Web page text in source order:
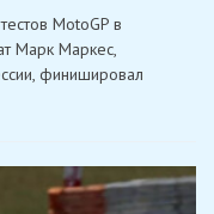
MotoGP в
Марк Маркес,
финишировал